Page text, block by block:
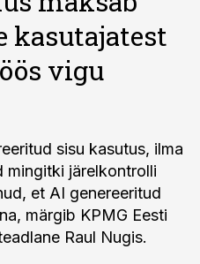
kasutajatest
vigu
sisu kasutus, ilma
mingitki järelkontrolli
et AI genereeritud
märgib KPMG Eesti
Raul Nugis.